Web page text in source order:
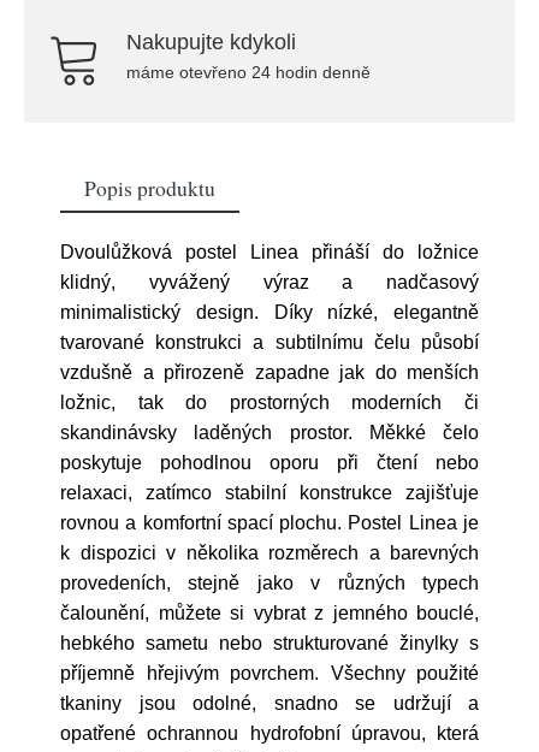
Nakupujte kdykoli
máme otevřeno 24 hodin denně
Popis produktu
Dvoulůžková postel Linea přináší do ložnice
klidný, vyvážený výraz a nadčasový
minimalistický design. Díky nízké, elegantně
tvarované konstrukci a subtilnímu čelu působí
vzdušně a přirozeně zapadne jak do menších
ložnic, tak do prostorných moderních či
skandinávsky laděných prostor. Měkké čelo
poskytuje pohodlnou oporu při čtení nebo
relaxaci, zatímco stabilní konstrukce zajišťuje
rovnou a komfortní spací plochu. Postel Linea je
k dispozici v několika rozměrech a barevných
provedeních, stejně jako v různých typech
čalounění, můžete si vybrat z jemného bouclé,
hebkého sametu nebo strukturované žinylky s
příjemně hřejivým povrchem. Všechny použité
tkaniny jsou odolné, snadno se udržují a
opatřené ochrannou hydrofobní úpravou, která